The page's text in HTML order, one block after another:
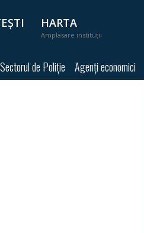
HARTA
Amplasare instituții
Sectorul de Poliție Agenți economici